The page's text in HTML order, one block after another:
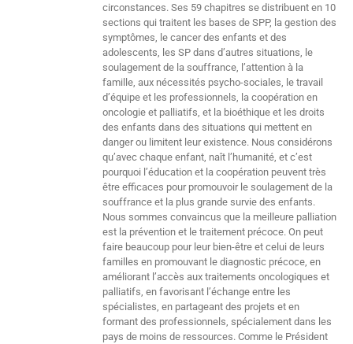
circonstances. Ses 59 chapitres se distribuent en 10
sections qui traitent les bases de SPP, la gestion des
symptômes, le cancer des enfants et des
adolescents, les SP dans d’autres situations, le
soulagement de la souffrance, l’attention à la
famille, aux nécessités psycho-sociales, le travail
d’équipe et les professionnels, la coopération en
oncologie et palliatifs, et la bioéthique et les droits
des enfants dans des situations qui mettent en
danger ou limitent leur existence. Nous considérons
qu’avec chaque enfant, naît l’humanité, et c’est
pourquoi l’éducation et la coopération peuvent très
être efficaces pour promouvoir le soulagement de la
souffrance et la plus grande survie des enfants.
Nous sommes convaincus que la meilleure palliation
est la prévention et le traitement précoce. On peut
faire beaucoup pour leur bien-être et celui de leurs
familles en promouvant le diagnostic précoce, en
améliorant l’accès aux traitements oncologiques et
palliatifs, en favorisant l’échange entre les
spécialistes, en partageant des projets et en
formant des professionnels, spécialement dans les
pays de moins de ressources. Comme le Président